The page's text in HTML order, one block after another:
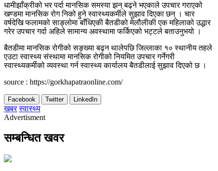
धामीझाँक्रीको भर पर्दा मानसिक समस्या झन् बढ्ने भएकाले उपचार गराएको
खण्डमा मानसिक रोग निको हुने स्वास्थ्यकर्मीले सुझाव दिएका छन् । चार
वर्षदेखि फलामको साङ्लोमा बाँधिएकी बैतडीको मेलौलीकी एक महिलाको उद्धार
गरेर उपचार गर्दा अहिले सामान्य अवस्थामा फर्किएको भट्टले बताउनुभयो ।
बैतडीमा मानसिक रोगीको सङ्ख्या बढ्न थालेपछि जिल्लाका १० स्थानीय तहले
एउटा स्वास्थ्य संस्थामा मानसिक रोगीको नियमित उपचार गर्नेगरी
स्वास्थ्यकर्मीको व्यवस्था गर्न स्वास्थ्य कार्यालय बैतडीलाई सुझाव दिएको छ ।
source : https://gorkhapatraonline.com/
Facebook Twitter LinkedIn
खबर स्वास्थ्य
Advertisment
सम्बन्धित खवर